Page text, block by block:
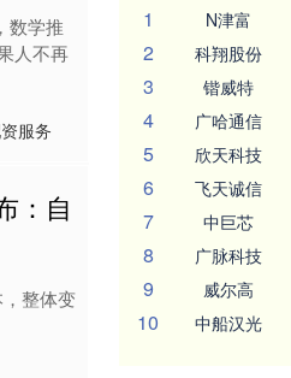
数学推
人不再
服务
：自
整体变
1
N津富
2 科翔股份
3 锴威特
4 广哈通信
5 欣天科技
6 飞天诚信
7 中巨芯
8 广脉科技
9 威尔高
10 中船汉光